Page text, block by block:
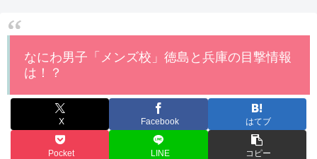
なにわ男子「メンズ校」徳島と兵庫の目撃情報
は！？
X Facebook はてブ
Pocket LINE コピー